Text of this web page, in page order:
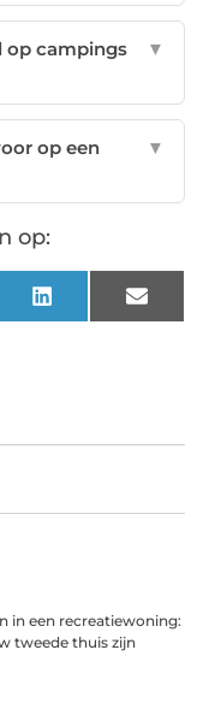
op campings
▼
op een
▼
op:
LinkedIn Email
in een recreatiewoning:
tweede thuis zijn